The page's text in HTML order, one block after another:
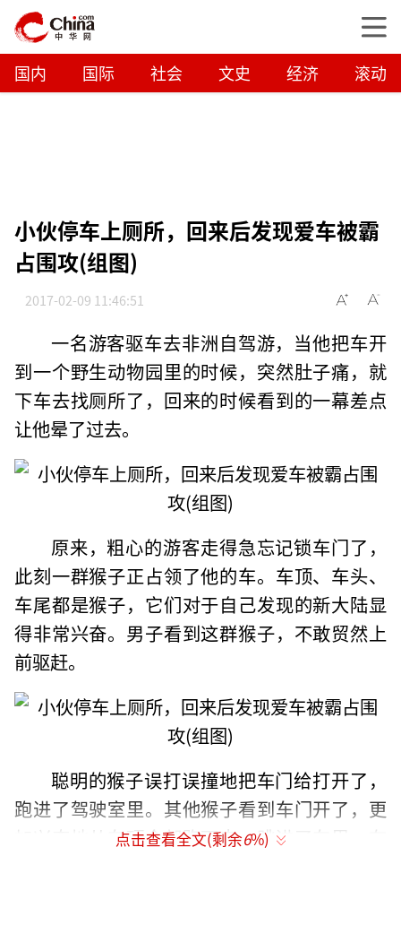
国内 国际 社会 文史 经济 滚动
小伙停车上厕所，回来后发现爱车被霸
占围攻(组图)
2017-02-09 11:46:51
一名游客驱车去非洲自驾游，当他把车开
到一个野生动物园里的时候，突然肚子痛，就
下车去找厕所了，回来的时候看到的一幕差点
让他晕了过去。
原来，粗心的游客走得急忘记锁车门了，
此刻一群猴子正占领了他的车。车顶、车头、
车尾都是猴子，它们对于自己发现的新大陆显
得非常兴奋。男子看到这群猴子，不敢贸然上
前驱赶。
聪明的猴子误打误撞地把车门给打开了，
跑进了驾驶室里。其他猴子看到车门开了，更
加兴奋地从车顶全部跑下来，跳进了车里，在
点击查看全文(剩余6%)